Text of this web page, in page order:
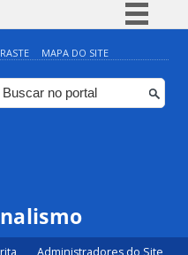
Simplifique!
Comunica BR
Participe
MAPA DO SITE
Administradores do Site